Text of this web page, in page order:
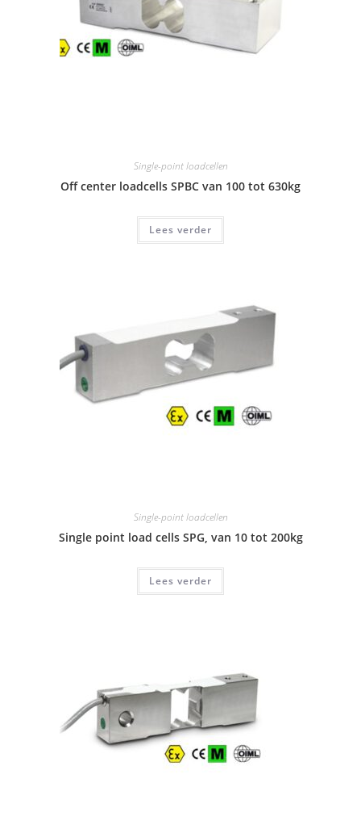
Single-point loadcellen
Off center loadcells SPBC van 100 tot 630kg
Lees verder
Single-point loadcellen
Single point load cells SPG, van 10 tot 200kg
Lees verder